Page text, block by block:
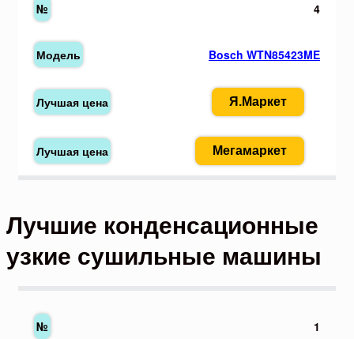
4
Bosch WTN85423ME
Я.Маркет
Мегамаркет
Лучшие конденсационные
узкие сушильные машины
1